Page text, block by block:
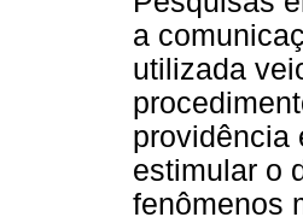
a
utilizada
providência
estimular o
fenômenos